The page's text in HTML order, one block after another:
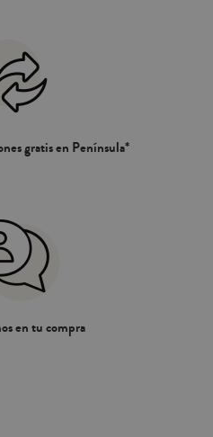
gratis en Península*
en tu compra